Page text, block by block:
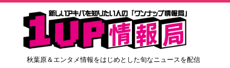
秋葉原＆エンタメ情報をはじめとした旬なニュースを配信